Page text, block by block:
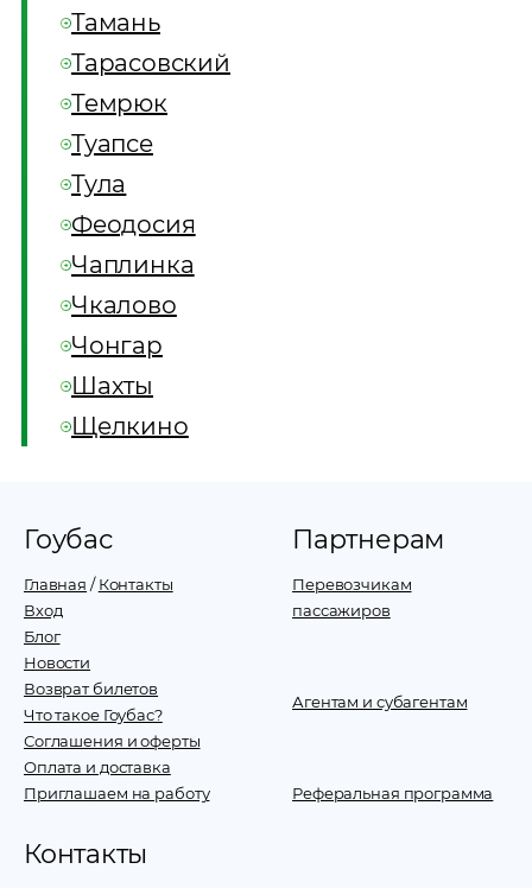
Тамань
Тарасовский
Темрюк
Туапсе
Тула
Феодосия
Чаплинка
Чкалово
Чонгар
Шахты
Щелкино
Гоубас
Главная /Контакты
Вход
Блог
Новости
Возврат билетов
Что такое Гоубас?
Соглашения и оферты
Оплата и доставка
Приглашаем на работу
Партнерам
Перевозчикам
пассажиров
Агентам и субагентам
Реферальная программа
Контакты